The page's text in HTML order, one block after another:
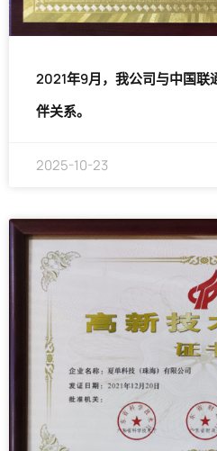
2021年9月，我公司与中国联
伴关系。
2025-10-23